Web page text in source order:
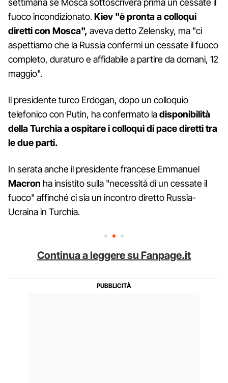
settimana se Mosca sottoscriverà prima un cessate il
fuoco incondizionato.Kiev "è pronta a colloqui
diretti con Mosca", aveva detto Zelensky, ma "ci
aspettiamo che la Russia confermi un cessate il fuoco
completo, duraturo e affidabile a partire da domani, 12
maggio".
Il presidente turco Erdogan, dopo un colloquio
telefonico con Putin, ha confermato ladisponibilità
della Turchia a ospitare i colloqui di pace diretti tra
le due parti.
In serata anche il presidente francese Emmanuel
Macron ha insistito sulla "necessità di un cessate il
fuoco" affinché ci sia un incontro diretto Russia-
Ucraina in Turchia.
Continua a leggere su Fanpage.it